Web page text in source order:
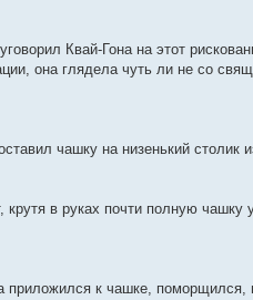
Квай-Гона на этот
она глядела чуть ли не со
чашку на низенький столик
в руках почти полную чашку
к чашке,